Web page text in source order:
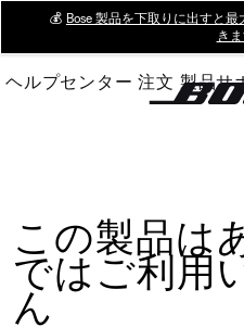
Main
💰 Bose 製品を下取りに出すと
きま
ヘルプセンター 注文 製品サ
この製品は
ではご利用
ん